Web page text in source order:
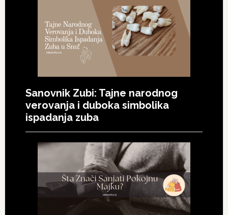
Sanovnik Zubi: Tajne narodnog
verovanja i duboka simbolika
ispadanja zuba